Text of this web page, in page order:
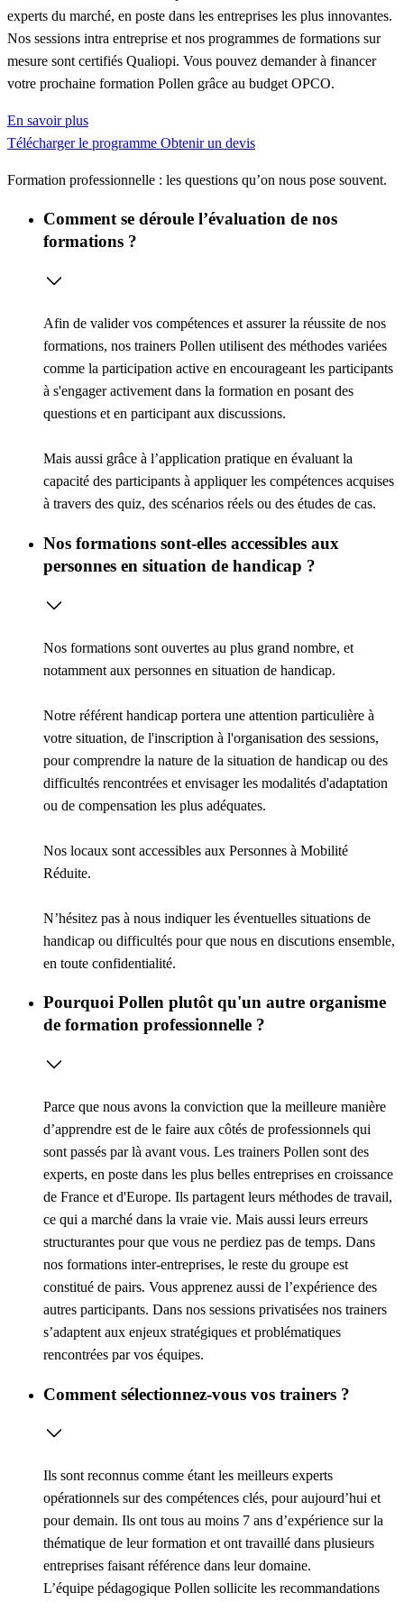
experts du marché, en poste dans les entreprises les plus innovantes.
Nos sessions intra entreprise et nos programmes de formations sur
mesure sont certifiés Qualiopi. Vous pouvez demander à financer
votre prochaine formation Pollen grâce au budget OPCO.
En savoir plus
Télécharger le programme Obtenir un devis
Formation professionnelle : les questions qu’on nous pose souvent.
Comment se déroule l’évaluation de nos
formations ?
Afin de valider vos compétences et assurer la réussite de nos
formations, nos trainers Pollen utilisent des méthodes variées
comme la participation active en encourageant les participants
à s'engager activement dans la formation en posant des
questions et en participant aux discussions.
Mais aussi grâce à l’application pratique en évaluant la
capacité des participants à appliquer les compétences acquises
à travers des quiz, des scénarios réels ou des études de cas.
Nos formations sont-elles accessibles aux
personnes en situation de handicap ?
Nos formations sont ouvertes au plus grand nombre, et
notamment aux personnes en situation de handicap.
Notre référent handicap portera une attention particulière à
votre situation, de l'inscription à l'organisation des sessions,
pour comprendre la nature de la situation de handicap ou des
difficultés rencontrées et envisager les modalités d'adaptation
ou de compensation les plus adéquates.
Nos locaux sont accessibles aux Personnes à Mobilité
Réduite.
N’hésitez pas à nous indiquer les éventuelles situations de
handicap ou difficultés pour que nous en discutions ensemble,
en toute confidentialité.
Pourquoi Pollen plutôt qu'un autre organisme
de formation professionnelle ?
Parce que nous avons la conviction que la meilleure manière
d’apprendre est de le faire aux côtés de professionnels qui
sont passés par là avant vous. Les trainers Pollen sont des
experts, en poste dans les plus belles entreprises en croissance
de France et d'Europe. Ils partagent leurs méthodes de travail,
ce qui a marché dans la vraie vie. Mais aussi leurs erreurs
structurantes pour que vous ne perdiez pas de temps. Dans
nos formations inter-entreprises, le reste du groupe est
constitué de pairs. Vous apprenez aussi de l’expérience des
autres participants. Dans nos sessions privatisées nos trainers
s’adaptent aux enjeux stratégiques et problématiques
rencontrées par vos équipes.
Comment sélectionnez-vous vos trainers ?
Ils sont reconnus comme étant les meilleurs experts
opérationnels sur des compétences clés, pour aujourd’hui et
pour demain. Ils ont tous au moins 7 ans d’expérience sur la
thématique de leur formation et ont travaillé dans plusieurs
entreprises faisant référence dans leur domaine.
L’équipe pédagogique Pollen sollicite les recommandations